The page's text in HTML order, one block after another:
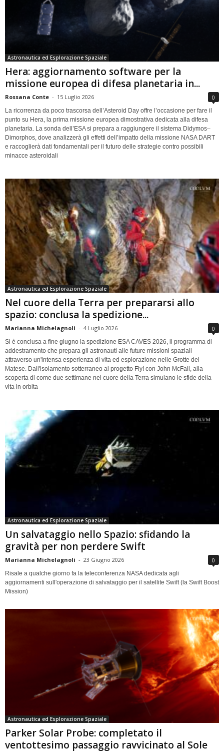
Astronautica ed Esplorazione Spaziale
Hera: aggiornamento software per la
missione europea di difesa planetaria in...
Rossana Conte - 15 Luglio 2026 0
La ricorrenza da poco trascorsa dell’Asteroid Day offre l’occasione per fare il
punto su Hera, la prima missione europea dimostrativa dedicata alla difesa
planetaria. La sonda dell’ESA si prepara a raggiungere il sistema Didymos–
Dimorphos, dove analizzerà gli effetti dell’impatto della missione NASA DART
e raccoglierà dati fondamentali per il futuro delle strategie contro possibili
minacce asteroidali
Astronautica ed Esplorazione Spaziale
Nel cuore della Terra per prepararsi allo
spazio: conclusa la spedizione...
Marianna Michelagnoli - 4 Luglio 2026 0
Si è conclusa a fine giugno la spedizione ESA CAVES 2026, il programma di
addestramento che prepara gli astronauti alle future missioni spaziali
attraverso un'intensa esperienza di vita ed esplorazione nelle Grotte del
Matese. Dall'isolamento sotterraneo al progetto Fly! con John McFall, alla
scoperta di come due settimane nel cuore della Terra simulano le sfide della
vita in orbita
Astronautica ed Esplorazione Spaziale
Un salvataggio nello Spazio: sfidando la
gravità per non perdere Swift
Marianna Michelagnoli - 23 Giugno 2026 0
Risale a qualche giorno fa la teleconferenza NASA dedicata agli
aggiornamenti sull'operazione di salvataggio per il satellite Swift (la Swift Boost
Mission)
Astronautica ed Esplorazione Spaziale
Parker Solar Probe: completato il
ventottesimo passaggio ravvicinato al Sole